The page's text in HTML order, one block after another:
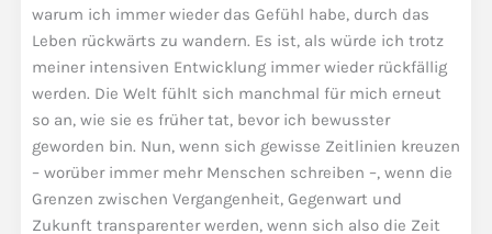
und
Manipulation
warum ich immer wieder das Gefühl habe, durch das
Leben rückwärts zu wandern. Es ist, als würde ich trotz
meiner intensiven Entwicklung immer wieder rückfällig
werden. Die Welt fühlt sich manchmal für mich erneut
so an, wie sie es früher tat, bevor ich bewusster
geworden bin. Nun, wenn sich gewisse Zeitlinien kreuzen
– worüber immer mehr Menschen schreiben –, wenn die
Grenzen zwischen Vergangenheit, Gegenwart und
Zukunft transparenter werden, wenn sich also die Zeit